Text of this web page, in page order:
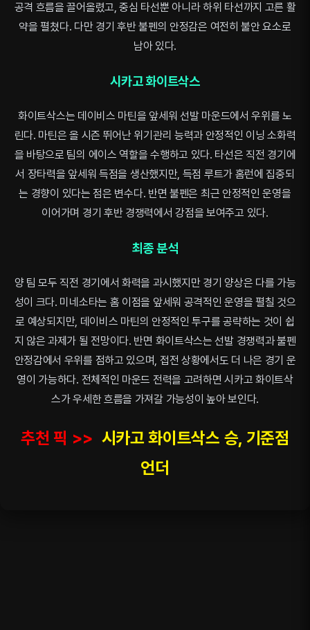
공격 흐름을 끌어올렸고, 중심 타선뿐 아니라 하위 타선까지 고른 활
약을 펼쳤다. 다만 경기 후반 불펜의 안정감은 여전히 불안 요소로
남아 있다.
시카고 화이트삭스
화이트삭스는 데이비스 마틴을 앞세워 선발 마운드에서 우위를 노
린다. 마틴은 올 시즌 뛰어난 위기관리 능력과 안정적인 이닝 소화력
을 바탕으로 팀의 에이스 역할을 수행하고 있다. 타선은 직전 경기에
서 장타력을 앞세워 득점을 생산했지만, 득점 루트가 홈런에 집중되
는 경향이 있다는 점은 변수다. 반면 불펜은 최근 안정적인 운영을
이어가며 경기 후반 경쟁력에서 강점을 보여주고 있다.
최종 분석
양 팀 모두 직전 경기에서 화력을 과시했지만 경기 양상은 다를 가능
성이 크다. 미네소타는 홈 이점을 앞세워 공격적인 운영을 펼칠 것으
로 예상되지만, 데이비스 마틴의 안정적인 투구를 공략하는 것이 쉽
지 않은 과제가 될 전망이다. 반면 화이트삭스는 선발 경쟁력과 불펜
안정감에서 우위를 점하고 있으며, 접전 상황에서도 더 나은 경기 운
영이 가능하다. 전체적인 마운드 전력을 고려하면 시카고 화이트삭
스가 우세한 흐름을 가져갈 가능성이 높아 보인다.
추천 픽 >> 시카고 화이트삭스 승, 기준점
언더